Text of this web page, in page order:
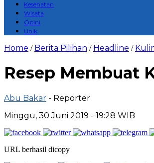
Kesehatan
Wisata
Opini
Unik
Home / Berita Pilihan / Headline /
Resep Membuat
Abu Bakar - Reporter
Minggu, 30 Juni 2019 - 19:28 WIB
URL berhasil dicopy